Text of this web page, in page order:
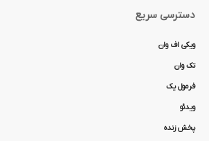
دسترسی سریع
ویکی اف وان
تک وان
فرمول یک
ویدئو
پخش زنده